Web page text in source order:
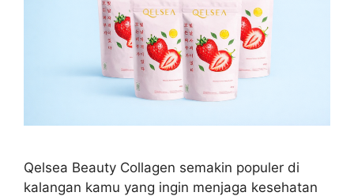
Qelsea Beauty Collagen semakin populer di
kalangan kamu yang ingin menjaga kesehatan